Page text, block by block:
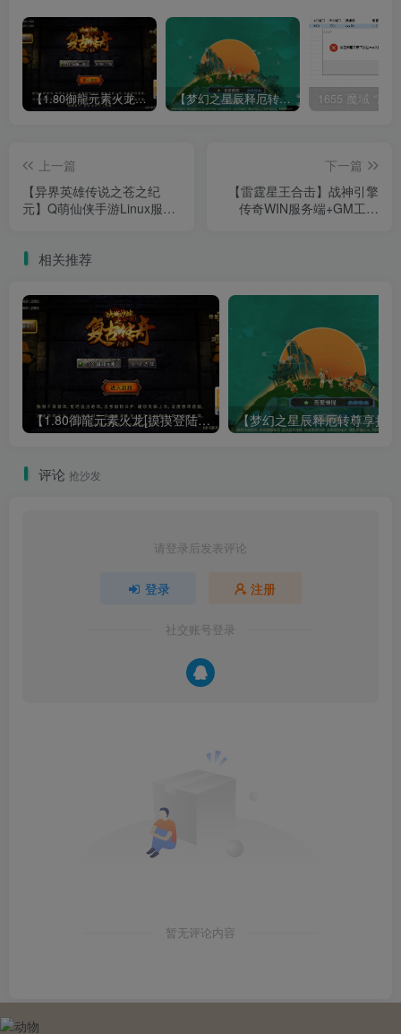
【1.80御龍元素火龙[摸摸登陆器]】战神引擎WIN服务端+GM工具+充值后台+双端+架设教程 【梦幻之星辰释厄转尊享挂机版】MT3换皮梦幻西游Linux服务端+GM后台+双端+源码+架设教程
上一篇
【异界英雄传说之苍之纪
元】Q萌仙侠手游Linux服务
下一篇
【雷霆星王合击】战神引擎
传奇WIN服务端+GM工具
相关推荐
【1.80御龍元素火龙[摸摸登陆器]】战神引擎WIN服务端+GM工具+充值后台+双端+架设教程
评论 抢沙发
请登录后发表评论
登录 注册
社交账号登录
暂无评论内容